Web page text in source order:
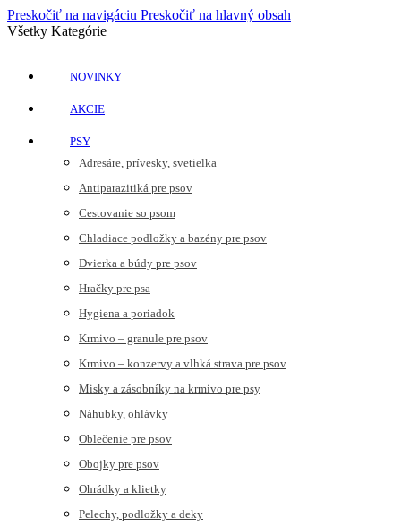
Preskočiť na navigáciu Preskočiť na hlavný obsah
Všetky Kategórie
NOVINKY
AKCIE
PSY
Adresáre, prívesky, svetielka
Antiparazitiká pre psov
Cestovanie so psom
Chladiace podložky a bazény pre psov
Dvierka a búdy pre psov
Hračky pre psa
Hygiena a poriadok
Krmivo – granule pre psov
Krmivo – konzervy a vlhká strava pre psov
Misky a zásobníky na krmivo pre psy
Náhubky, ohlávky
Oblečenie pre psov
Obojky pre psov
Ohrádky a klietky
Pelechy, podložky a deky